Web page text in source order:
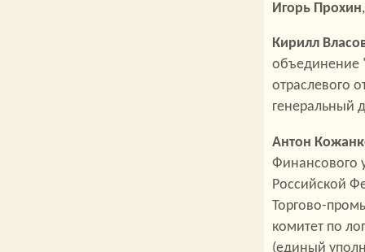
Игорь Прохин
Кирилл
объединение
отраслевого
генеральный
Антон
Финансового
Российской
Торгово-
комитет по
(единый